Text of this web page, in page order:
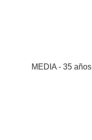
MEDIA - 35 años